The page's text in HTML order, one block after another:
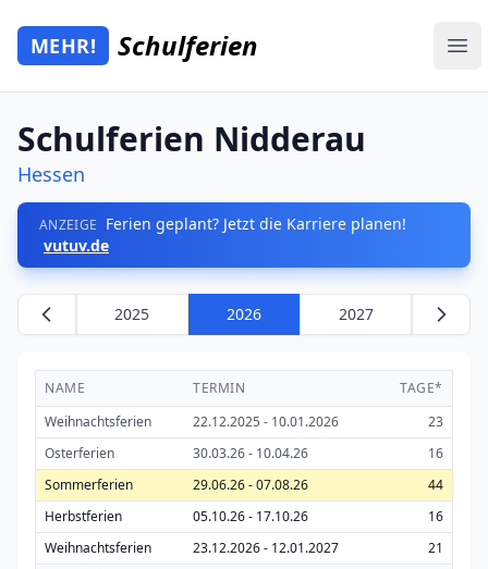
Zum Hauptinhalt springen
Mehr Schulferien
MEHR! Schulferien
Schulferien Nidderau
Hessen
ANZEIGE Ferien geplant? Jetzt die Karriere planen!
vutuv.de
2025 2026 2027
NAME TERMIN
TAGE*
Weihnachtsferien
22.12.2025 - 10.01.2026
23
Osterferien
30.03.26 - 10.04.26
16
Sommerferien
29.06.26 - 07.08.26
44
Herbstferien
05.10.26 - 17.10.26
16
Weihnachtsferien
23.12.2026 - 12.01.2027
21